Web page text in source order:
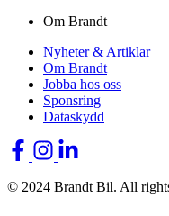
Om Brandt
Nyheter & Artiklar
Om Brandt
Jobba hos oss
Sponsring
Dataskydd
© 2024 Brandt Bil. All